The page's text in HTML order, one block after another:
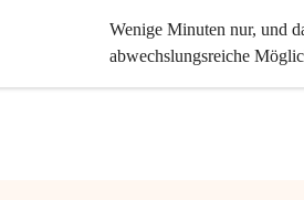
Wenige Minuten nur, und
abwechslungsreiche